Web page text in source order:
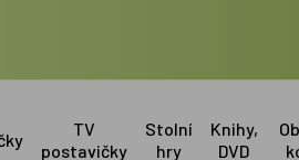
TV
postavičky
Stolní
hry
Knihy,
DVD